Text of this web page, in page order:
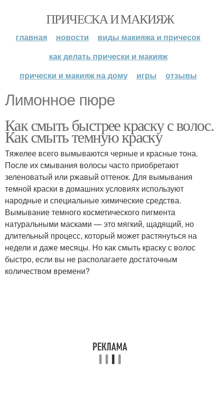
ПРИЧЕСКА И МАКИЯЖ
главная новости
виды макияжа и причесок
как делать прически и макияж
прически и макияж на дому
игры отзывы
Лимонное пюре
Как смыть быстрее краску с волос.
Как смыть темную краску
Тяжелее всего вымываются черные и красные тона.
После их смывания волосы часто приобретают
зеленоватый или ржавый оттенок. Для вымывания
темной краски в домашних условиях используют
народные и специальные химические средства.
Вымывание темного косметического пигмента
натуральными масками — это мягкий, щадящий, но
длительный процесс, который может растянуться на
недели и даже месяцы. Но как смыть краску с волос
быстро, если вы не располагаете достаточным
количеством времени?